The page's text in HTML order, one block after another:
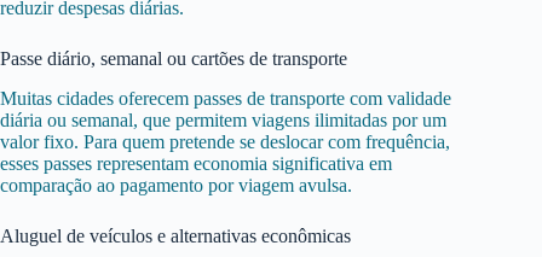
reduzir despesas diárias.
Passe diário, semanal ou cartões de transporte
Muitas cidades oferecem passes de transporte com validade
diária ou semanal, que permitem viagens ilimitadas por um
valor fixo. Para quem pretende se deslocar com frequência,
esses passes representam economia significativa em
comparação ao pagamento por viagem avulsa.
Aluguel de veículos e alternativas econômicas